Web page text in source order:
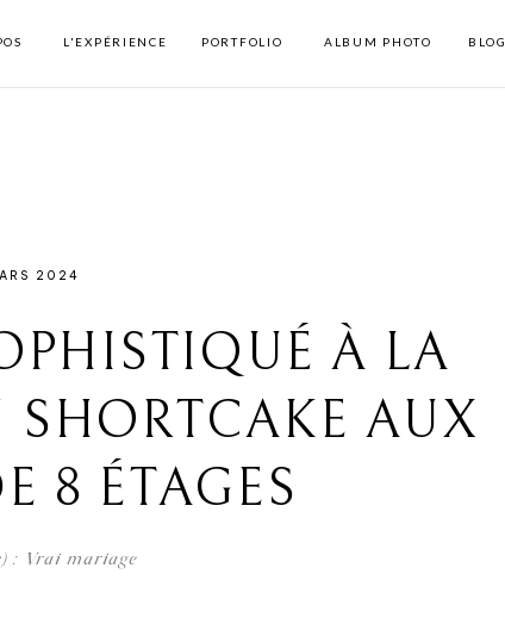
L'EXPÉRIENCE PORTFOLIO ALBUM PHOTO BLOG
2024
À LA
AUX
8 ÉTAGES
: Vrai mariage